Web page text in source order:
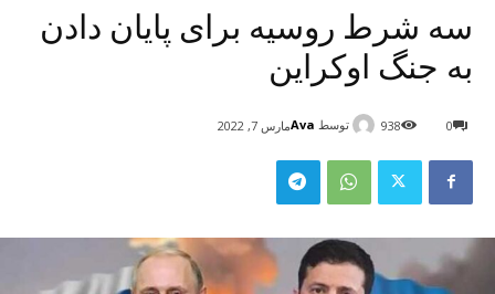
سه شرط روسیه برای پایان دادن
به جنگ اوکراین
توسط Avaمارس 7, 2022 0
938